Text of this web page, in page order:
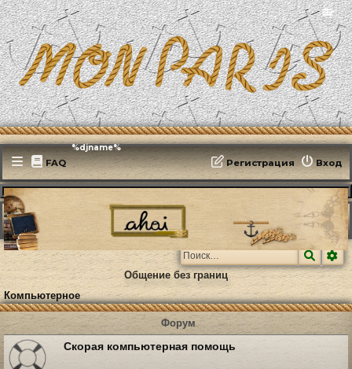
📻
FAQ Вход
Регистрация
Эфирит: ♫ %djname%
MonParis2025 ФОРУМ Технический форум Компьютерное
Поиск
Общение без границ
Компьютерное
Форум
Скорая компьютерная помощь